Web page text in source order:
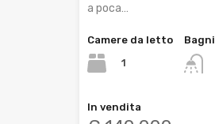
a poca…
Camere da letto
1
Bagni
In vendita